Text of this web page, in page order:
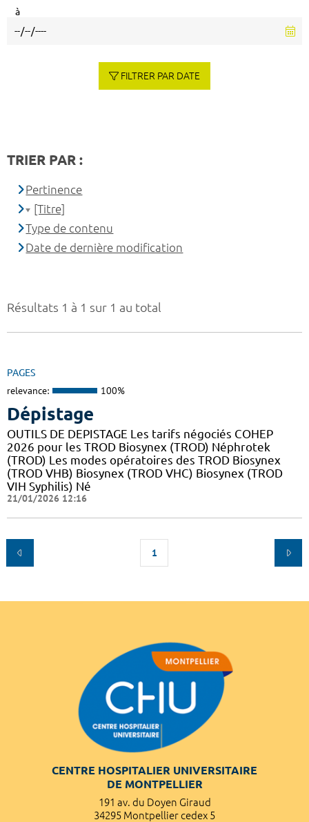
Résultats 1 à 1 sur 1 au total
PAGES
relevance: 100%
Dépistage
OUTILS DE DEPISTAGE Les tarifs négociés COHEP
2026 pour les TROD Biosynex (TROD) Néphrotek
(TROD) Les modes opératoires des TROD Biosynex
(TROD VHB) Biosynex (TROD VHC) Biosynex (TROD
VIH Syphilis) Né
21/01/2026 12:16
1
à
FILTRER PAR DATE
TRIER PAR :
Pertinence
[Titre]
Type de contenu
Date de dernière modification
CENTRE HOSPITALIER UNIVERSITAIRE
DE MONTPELLIER
191 av. du Doyen Giraud
34295 Montpellier cedex 5